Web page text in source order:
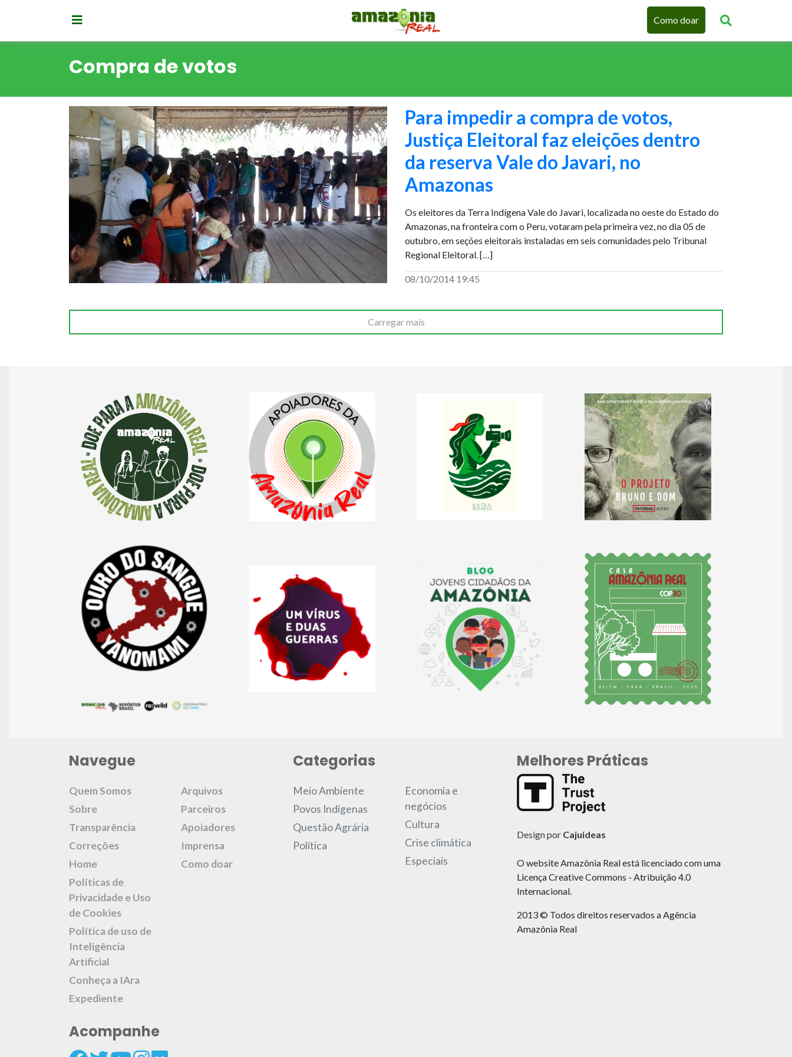
Como doar
Compra de votos
Para impedir a compra de votos,
Justiça Eleitoral faz eleições dentro
da reserva Vale do Javari, no
Amazonas
Os eleitores da Terra Indígena Vale do Javari, localizada no oeste do Estado do
Amazonas, na fronteira com o Peru, votaram pela primeira vez, no dia 05 de
outubro, em seções eleitorais instaladas em seis comunidades pelo Tribunal
Regional Eleitoral. […]
08/10/2014 19:45
Carregar mais
Navegue
Quem Somos
Sobre
Transparência
Correções
Home
Políticas de
Privacidade e Uso
de Cookies
Política de uso de
Inteligência
Artificial
Conheça a IAra
Expediente
Arquivos
Parceiros
Apoiadores
Imprensa
Como doar
Acompanhe
Categorias
Meio Ambiente
Povos Indígenas
Questão Agrária
Política
Economia e
negócios
Cultura
Crise climática
Especiais
Melhores Práticas
Design por Cajuideas
O website Amazônia Real está licenciado com uma
Licença Creative Commons - Atribuição 4.0
Internacional.
2013 © Todos direitos reservados a Agência
Amazônia Real